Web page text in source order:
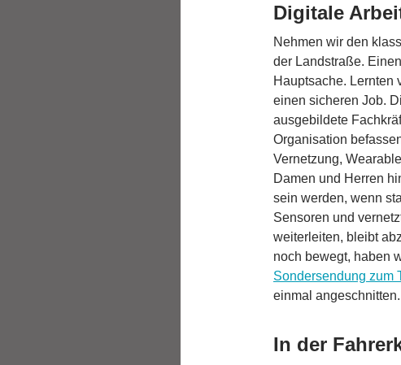
Digitale
Nehmen wir den
der Landstraße.
Hauptsache. Lernten
einen sicheren Job.
ausgebildete
Organisation
Vernetzung,
Damen und Herren
sein werden, wenn
Sensoren und
weiterleiten, bleibt
noch bewegt, haben
Sondersendung zum
einmal angeschnitten.
In der